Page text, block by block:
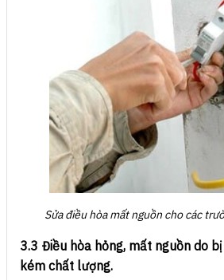
Sửa điều hòa mất nguồn cho các
3.3 Điều hòa hỏng, mất nguồn do
kém chất lượng.